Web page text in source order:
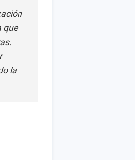
que
la